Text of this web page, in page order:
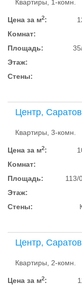
Квартиры, 1-комн.
Цена за м2:
Комнат:
Площадь:
Этаж:
Стены:
Центр,
Квартиры, 3-комн.
Цена за м2:
Комнат:
Площадь:
113/
Этаж:
Стены:
Центр,
Квартиры, 2-комн.
Цена за м2: